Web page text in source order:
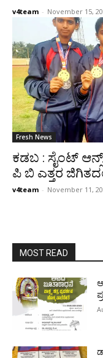
v4team - November 15,
Fresh News
ಕಡಬ : ಸೈಂಟ್
ಪಿ ಬಿ ಎತ್ತರ
v4team - November 11,
MOST READ